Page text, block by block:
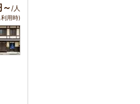
/人
用時)